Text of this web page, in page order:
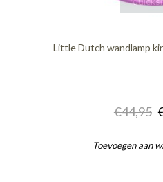
Little Dutch wandlamp
€44,95
Toevoegen aan